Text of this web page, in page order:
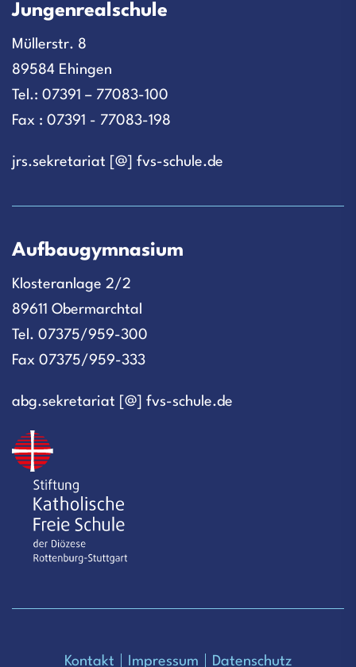
Jungenrealschule
Müllerstr. 8
89584 Ehingen
Tel.: 07391 – 77083-100
Fax : 07391 - 77083-198
jrs.sekretariat [@] fvs-schule.de
Aufbaugymnasium
Klosteranlage 2/2
89611 Obermarchtal
Tel. 07375/959-300
Fax 07375/959-333
abg.sekretariat [@] fvs-schule.de
Kontakt Impressum Datenschutz